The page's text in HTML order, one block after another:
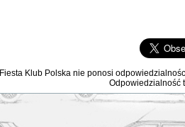
Fiesta Klub Polska nie ponosi
Odpowiedzialność